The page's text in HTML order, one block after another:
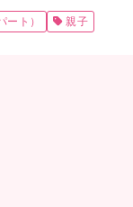
ート）
親子